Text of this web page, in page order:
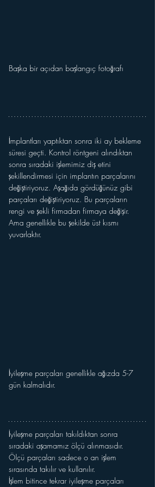
Başka bir açıdan başlangıç fotoğrafı
İmplantları yaptıktan sonra iki ay bekleme
süresi geçti. Kontrol röntgeni alındıktan
sonra sıradaki işlemimiz diş etini
şekillendirmesi için implantın parçalarını
değiştiriyoruz. Aşağıda gördüğünüz gibi
parçaları değiştiriyoruz. Bu parçaların
rengi ve şekli firmadan firmaya değişir.
Ama genellikle bu şekilde üst kısmı
yuvarlaktır.
İyileşme parçaları genellikle ağızda 5-7
gün kalmalıdır.
İyileşme parçaları takıldıktan sonra
sıradaki aşamamız ölçü alınmasıdır.
Ölçü parçaları sadece o an işlem
sırasında takılır ve kullanılır.
İşlem bitince tekrar iyileşme parçaları